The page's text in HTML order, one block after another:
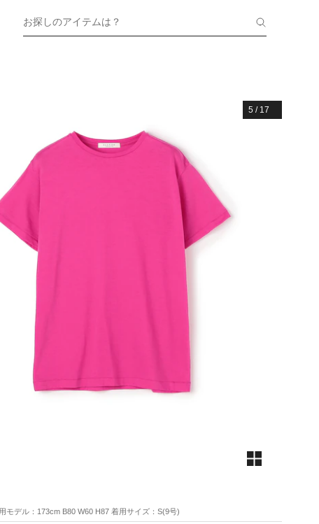
お探しのアイテムは？
5 / 17
モデル：173cm B80 W60 H87 着用サイズ：S(9号)